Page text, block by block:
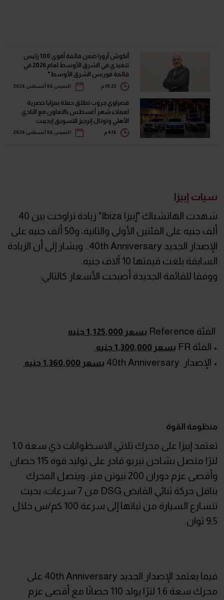
أنكوش أرورا ضمن قائمة أقوى 100 رئيس
تنفيذي في الشرق الأوسط لعام 2026 في
قائمة فوربس الشرق الأوسط"
الخميس 06 أغسطس 2026
قصراوي جروب تطلق حملة بمزايا حصرية
لعملاء شهر أغسطس بالتعاون مع النادي
الأهلي وتوتال إنرجيز للتسويق إيجيبت
الخميس 06 أغسطس 2026
سيات إبيزا
شهدت الهاتشباك "إبيزا Ibiza" زيادة تراوحت بين 40
ألف جنيه على الفئتين الأولى والثانية، و50 ألف جنيه على
الإصدار الجديد 40th Anniversary.. ويشار إلى أن الزيادة
السابقة بلغت قيمتها 10 آلاف جنيه.
ووفقا للقائمة الجديدة أصبحت الأسعار كالتالي:
الفئة Reference بسعر 1,125,000 جنيه
• الفئة FR بسعر 1,300,000 جنيه
• الإصدار 40th Anniversary بسعر 1,360,000 جنيه
منظومة القوة
تعتمد إبيزا على محرك ثلاثي الاسطوانات ذي سعة 1.0
لترًا متصل بشاحن تيربو قادر على توليد قوة 115 حصان
وأقصى عزم دوران 200 نيوتن متر، ويتصل المحرك
بناقل حركة ثنائي القابض DSG من 7 سرعات، بحيث
تتسارع السيارة من ثباتها إلى سرعة 100 كم/س خلال
9,5 ثوان.
فيما يعتمد الإصدار الجديد 40th Anniversary على
محرك سعة 1.6 لترًا يولد 110 حصانًا مع أقصى عزم